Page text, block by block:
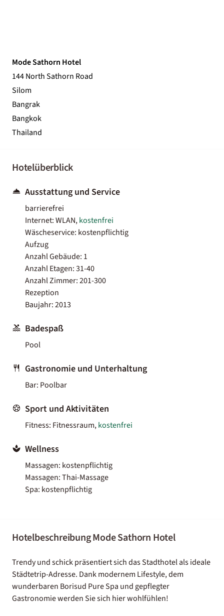
Mode Sathorn Hotel
144 North Sathorn Road
Silom
Bangrak
Bangkok
Thailand
Hotelüberblick
Ausstattung und Service
barrierefrei
Internet: WLAN,kostenfrei
Wäscheservice: kostenpflichtig
Aufzug
Anzahl Gebäude: 1
Anzahl Etagen: 31-40
Anzahl Zimmer: 201-300
Rezeption
Baujahr: 2013
Badespaß
Pool
Gastronomie und Unterhaltung
Bar: Poolbar
Sport und Aktivitäten
Fitness: Fitnessraum,kostenfrei
Wellness
Massagen: kostenpflichtig
Massagen: Thai-Massage
Spa: kostenpflichtig
Hotelbeschreibung Mode Sathorn Hotel
Trendy und schick präsentiert sich das Stadthotel als ideale
Städtetrip-Adresse. Dank modernem Lifestyle, dem
wunderbaren Borisud Pure Spa und gepflegter
Gastronomie werden Sie sich hier wohlfühlen!